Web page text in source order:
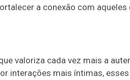
a conexão com aqueles
valoriza cada vez mais a
interações mais íntimas,